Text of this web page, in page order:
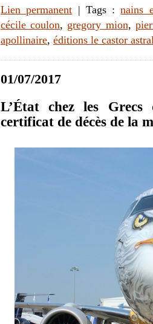
Lien permanent | Tags :nains
cécile coulon, gregory mion,
apollinaire, éditions le castor
01/07/2017
L’État chez les
certificat de décès de la